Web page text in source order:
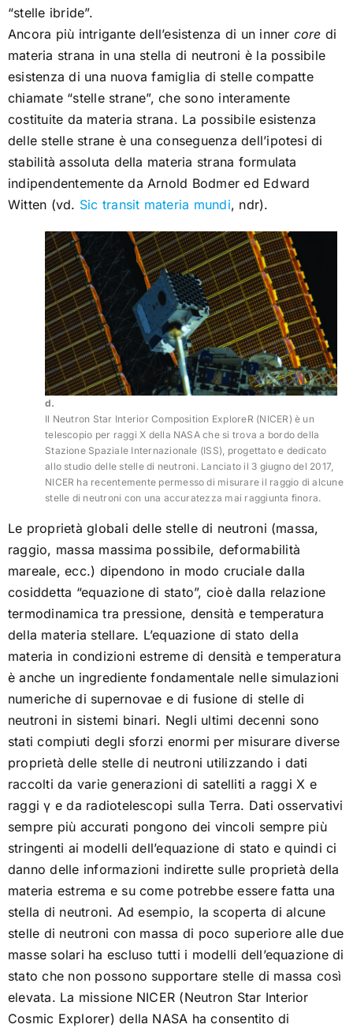
“stelle ibride”.
Ancora più intrigante dell’esistenza di un inner core di
materia strana in una stella di neutroni è la possibile
esistenza di una nuova famiglia di stelle compatte
chiamate “stelle strane”, che sono interamente
costituite da materia strana. La possibile esistenza
delle stelle strane è una conseguenza dell’ipotesi di
stabilità assoluta della materia strana formulata
indipendentemente da Arnold Bodmer ed Edward
Witten (vd. Sic transit materia mundi, ndr).
d.
Il Neutron Star Interior Composition ExploreR (NICER) è un
telescopio per raggi X della NASA che si trova a bordo della
Stazione Spaziale Internazionale (ISS), progettato e dedicato
allo studio delle stelle di neutroni. Lanciato il 3 giugno del 2017,
NICER ha recentemente permesso di misurare il raggio di alcune
stelle di neutroni con una accuratezza mai raggiunta finora.
Le proprietà globali delle stelle di neutroni (massa,
raggio, massa massima possibile, deformabilità
mareale, ecc.) dipendono in modo cruciale dalla
cosiddetta “equazione di stato”, cioè dalla relazione
termodinamica tra pressione, densità e temperatura
della materia stellare. L’equazione di stato della
materia in condizioni estreme di densità e temperatura
è anche un ingrediente fondamentale nelle simulazioni
numeriche di supernovae e di fusione di stelle di
neutroni in sistemi binari. Negli ultimi decenni sono
stati compiuti degli sforzi enormi per misurare diverse
proprietà delle stelle di neutroni utilizzando i dati
raccolti da varie generazioni di satelliti a raggi X e
raggi γ e da radiotelescopi sulla Terra. Dati osservativi
sempre più accurati pongono dei vincoli sempre più
stringenti ai modelli dell’equazione di stato e quindi ci
danno delle informazioni indirette sulle proprietà della
materia estrema e su come potrebbe essere fatta una
stella di neutroni. Ad esempio, la scoperta di alcune
stelle di neutroni con massa di poco superiore alle due
masse solari ha escluso tutti i modelli dell’equazione di
stato che non possono supportare stelle di massa così
elevata. La missione NICER (Neutron Star Interior
Cosmic Explorer) della NASA ha consentito di